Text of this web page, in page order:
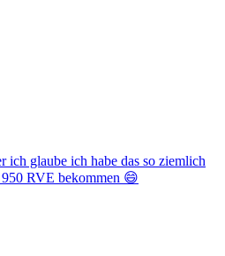
ich glaube ich habe das so ziemlich
RVE bekommen 😄